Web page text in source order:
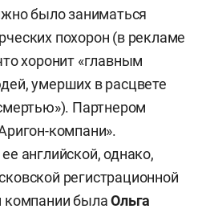
было заниматься
похорон (в рекламе
хоронит «главным
умерших в расцвете
Партнером
компани».
английской, однако,
регистрационной
компании былаОльга